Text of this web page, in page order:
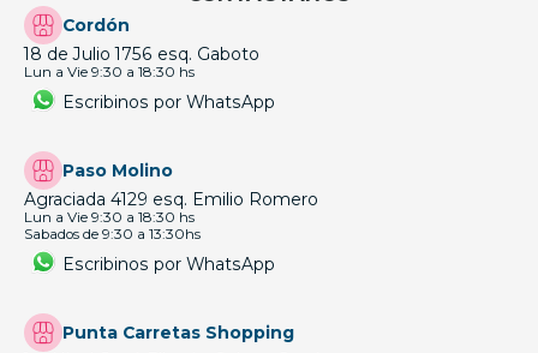
Cordón
18 de Julio 1756 esq. Gaboto
Lun a Vie 9:30 a 18:30 hs
Escribinos por WhatsApp
Paso Molino
Agraciada 4129 esq. Emilio Romero
Lun a Vie 9:30 a 18:30 hs
Sabados de 9:30 a 13:30hs
Escribinos por WhatsApp
Punta Carretas Shopping